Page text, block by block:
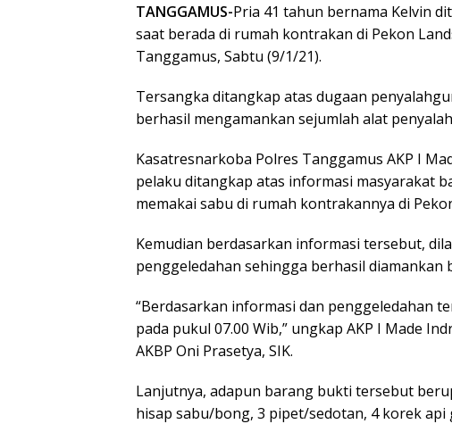
TANGGAMUS-Pria 41 tahun bernama Kelvin
saat berada di rumah kontrakan di Pekon
Tanggamus, Sabtu (9/1/21).
Tersangka ditangkap atas dugaan
berhasil mengamankan sejumlah alat
Kasatresnarkoba Polres Tanggamus AKP I
pelaku ditangkap atas informasi masyarakat
memakai sabu di rumah kontrakannya di
Kemudian berdasarkan informasi tersebut,
penggeledahan sehingga berhasil
“Berdasarkan informasi dan penggeledahan
pada pukul 07.00 Wib,” ungkap AKP I Made
AKBP Oni Prasetya, SIK.
Lanjutnya, adapun barang bukti tersebut
hisap sabu/bong, 3 pipet/sedotan, 4 korek